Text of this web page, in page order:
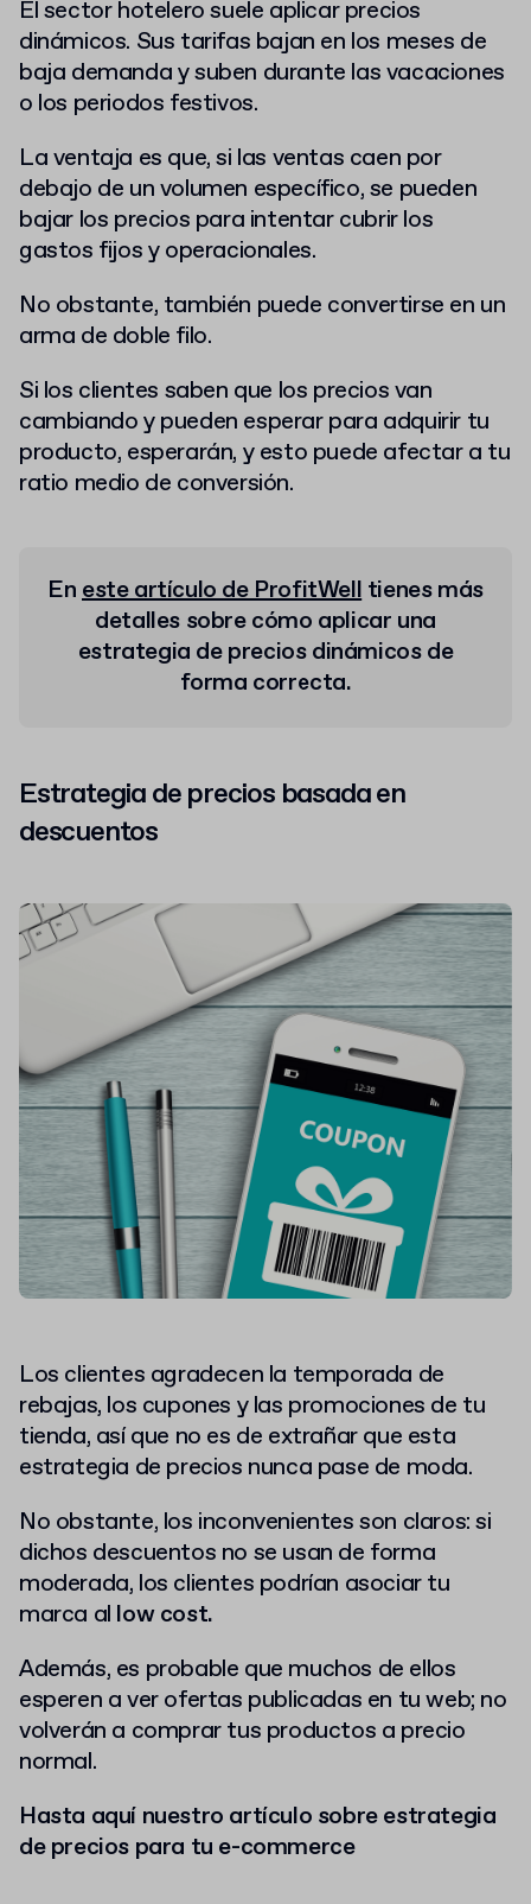
El sector hotelero suele aplicar precios
dinámicos. Sus tarifas bajan en los meses de
baja demanda y suben durante las vacaciones
o los periodos festivos.
La ventaja es que, si las ventas caen por
debajo de un volumen específico, se pueden
bajar los precios para intentar cubrir los
gastos fijos y operacionales.
No obstante, también puede convertirse en un
arma de doble filo.
Si los clientes saben que los precios van
cambiando y pueden esperar para adquirir tu
producto, esperarán, y esto puede afectar a tu
ratio medio de conversión.
Eneste artículo de ProfitWelltienes más
detalles sobre cómo aplicar una
estrategia de precios dinámicos de
forma correcta.
Estrategia de precios basada en
descuentos
Los clientes agradecen la temporada de
rebajas, los cupones y las promociones de tu
tienda, así que no es de extrañar que esta
estrategia de precios nunca pase de moda.
No obstante, los inconvenientes son claros: si
dichos descuentos no se usan de forma
moderada, los clientes podrían asociar tu
marca al low cost.
Además, es probable que muchos de ellos
esperen a ver ofertas publicadas en tu web; no
volverán a comprar tus productos a precio
normal.
Hasta aquí nuestro artículo sobre estrategia
de precios para tu e-commerce